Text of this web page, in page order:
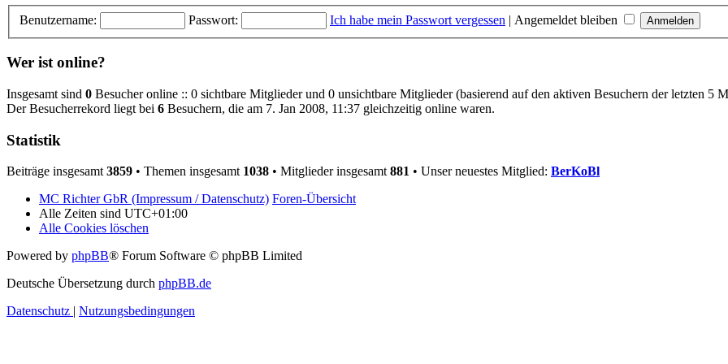
Benutzername: Passwort: Ich habe mein Passwort vergessen | Angemeldet bleiben
Wer ist online?
Insgesamt sind 0 Besucher online :: 0 sichtbare Mitglieder und 0 unsichtbare Mitglieder (basierend auf den aktiven Besuchern der letzten 5
Der Besucherrekord liegt bei 6 Besuchern, die am 7. Jan 2008, 11:37 gleichzeitig online waren.
Statistik
Beiträge insgesamt 3859 • Themen insgesamt 1038 • Mitglieder insgesamt 881 • Unser neuestes Mitglied: BerKoBl
MC Richter GbR (Impressum / Datenschutz) Foren-Übersicht
Alle Zeiten sind UTC+01:00
Alle Cookies löschen
Powered by phpBB® Forum Software © phpBB Limited
Deutsche Übersetzung durch phpBB.de
Datenschutz | Nutzungsbedingungen